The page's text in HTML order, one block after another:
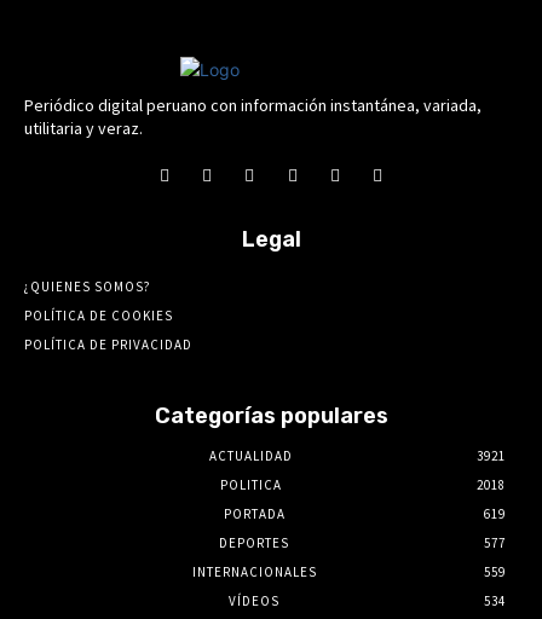
Periódico digital peruano con información instantánea, variada,
utilitaria y veraz.
Legal
¿QUIENES SOMOS?
POLÍTICA DE COOKIES
POLÍTICA DE PRIVACIDAD
Categorías populares
ACTUALIDAD
3921
POLITICA
2018
PORTADA
619
DEPORTES
577
INTERNACIONALES
559
VÍDEOS
534